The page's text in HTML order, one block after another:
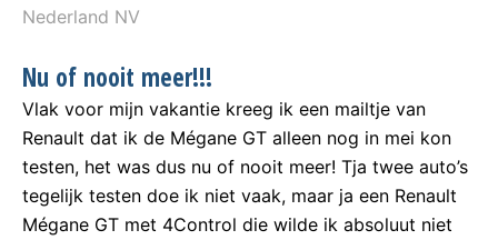
Nederland NV
Nu of nooit meer!!!
Vlak voor mijn vakantie kreeg ik een mailtje van
Renault dat ik de Mégane GT alleen nog in mei kon
testen, het was dus nu of nooit meer! Tja twee auto’s
tegelijk testen doe ik niet vaak, maar ja een Renault
Mégane GT met 4Control die wilde ik absoluut niet